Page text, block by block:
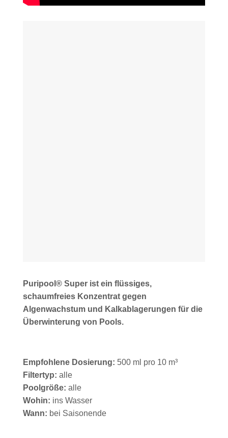
Puripool® Super ist ein flüssiges,
schaumfreies Konzentrat gegen
Algenwachstum und Kalkablagerungen für die
Überwinterung von Pools.
Empfohlene Dosierung: 500 ml pro 10 m³
Filtertyp: alle
Poolgröße: alle
Wohin: ins Wasser
Wann: bei Saisonende